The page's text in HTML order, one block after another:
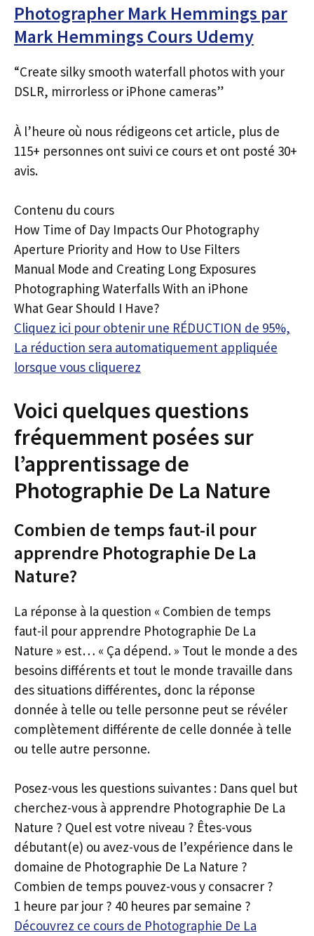
Photographer Mark Hemmings par
Mark Hemmings Cours Udemy
“Create silky smooth waterfall photos with your
DSLR, mirrorless or iPhone cameras”
À l’heure où nous rédigeons cet article, plus de
115+ personnes ont suivi ce cours et ont posté 30+
avis.
Contenu du cours
How Time of Day Impacts Our Photography
Aperture Priority and How to Use Filters
Manual Mode and Creating Long Exposures
Photographing Waterfalls With an iPhone
What Gear Should I Have?
Cliquez ici pour obtenir une RÉDUCTION de 95%,
La réduction sera automatiquement appliquée
lorsque vous cliquerez
Voici quelques questions
fréquemment posées sur
l’apprentissage de
Photographie De La Nature
Combien de temps faut-il pour
apprendre Photographie De La
Nature?
La réponse à la question « Combien de temps
faut-il pour apprendre Photographie De La
Nature » est… « Ça dépend. » Tout le monde a des
besoins différents et tout le monde travaille dans
des situations différentes, donc la réponse
donnée à telle ou telle personne peut se révéler
complètement différente de celle donnée à telle
ou telle autre personne.
Posez-vous les questions suivantes : Dans quel but
cherchez-vous à apprendre Photographie De La
Nature ? Quel est votre niveau ? Êtes-vous
débutant(e) ou avez-vous de l’expérience dans le
domaine de Photographie De La Nature ?
Combien de temps pouvez-vous y consacrer ?
1 heure par jour ? 40 heures par semaine ?
Découvrez ce cours de Photographie De La